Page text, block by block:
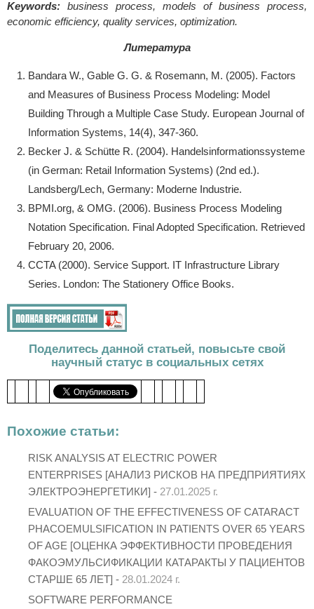
Keywords: business process, models of business process,
economic efficiency, quality services, optimization.
Литература
Bandara W., Gable G. G. & Rosemann, M. (2005). Factors
and Measures of Business Process Modeling: Model
Building Through a Multiple Case Study. European Journal of
Information Systems, 14(4), 347-360.
Becker J. & Schütte R. (2004). Handelsinformationssysteme
(in German: Retail Information Systems) (2nd ed.).
Landsberg/Lech, Germany: Moderne Industrie.
BPMI.org, & OMG. (2006). Business Process Modeling
Notation Specification. Final Adopted Specification. Retrieved
February 20, 2006.
CCTA (2000). Service Support. IT Infrastructure Library
Series. London: The Stationery Office Books.
Поделитесь данной статьей, повысьте свой
научный статус в социальных сетях
Похожие статьи:
RISK ANALYSIS AT ELECTRIC POWER
ENTERPRISES [АНАЛИЗ РИСКОВ НА ПРЕДПРИЯТИЯХ
ЭЛЕКТРОЭНЕРГЕТИКИ] - 27.01.2025 г.
EVALUATION OF THE EFFECTIVENESS OF CATARACT
PHACOEMULSIFICATION IN PATIENTS OVER 65 YEARS
OF AGE [ОЦЕНКА ЭФФЕКТИВНОСТИ ПРОВЕДЕНИЯ
ФАКОЭМУЛЬСИФИКАЦИИ КАТАРАКТЫ У ПАЦИЕНТОВ
СТАРШЕ 65 ЛЕТ] - 28.01.2024 г.
SOFTWARE PERFORMANCE